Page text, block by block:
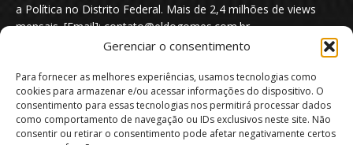
Gerenciar o consentimento
Para fornecer as melhores experiências, usamos tecnologias como
cookies para armazenar e/ou acessar informações do dispositivo. O
consentimento para essas tecnologias nos permitirá processar dados
como comportamento de navegação ou IDs exclusivos neste site. Não
consentir ou retirar o consentimento pode afetar negativamente certos
a Política no Distrito Federal. Mais de 2,4 milhões de views
mensais. [Email]: contato@eldogomes.com.br